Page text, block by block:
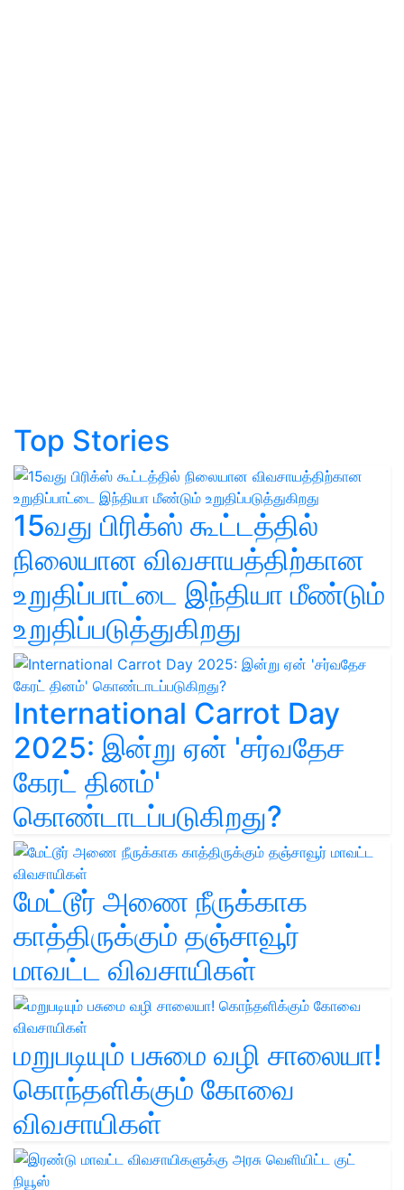
Top Stories
15வது பிரிக்ஸ் கூட்டத்தில்
நிலையான விவசாயத்திற்கான
உறுதிப்பாட்டை இந்தியா மீண்டும்
உறுதிப்படுத்துகிறது
International Carrot Day
2025: இன்று ஏன் 'சர்வதேச
கேரட் தினம்'
கொண்டாடப்படுகிறது?
மேட்டூர் அணை நீருக்காக
காத்திருக்கும் தஞ்சாவூர்
மாவட்ட விவசாயிகள்
மறுபடியும் பசுமை வழி சாலையா!
கொந்தளிக்கும் கோவை
விவசாயிகள்